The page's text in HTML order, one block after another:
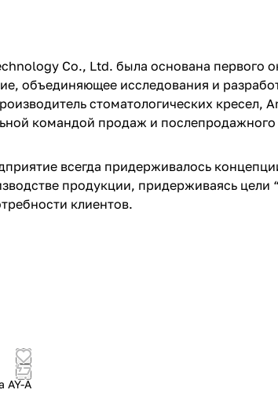
Co., Ltd. была основана первого
объединяющее исследования и
стоматологических
командой продаж и
всегда придерживалось
продукции, придерживаясь
клиентов.
AY-A